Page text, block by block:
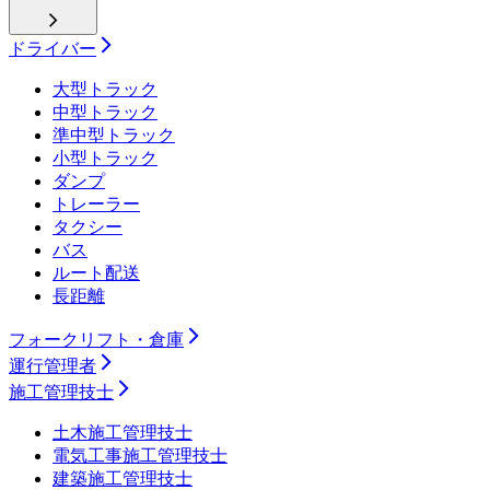
ドライバー
大型トラック
中型トラック
準中型トラック
小型トラック
ダンプ
トレーラー
タクシー
バス
ルート配送
長距離
フォークリフト・倉庫
運行管理者
施工管理技士
土木施工管理技士
電気工事施工管理技士
建築施工管理技士